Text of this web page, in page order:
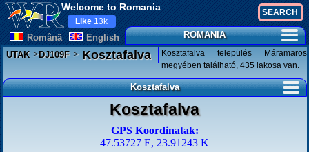
Welcome to Romania
Românã English
Like 13k
ROMANIA
UTAK>DJ109F>Kosztafalva
Kosztafalva település Máramaros
megyében található, 435 lakosa van.
Kosztafalva
Kosztafalva
GPS Koordinatak:
47.53727 E, 23.91243 K